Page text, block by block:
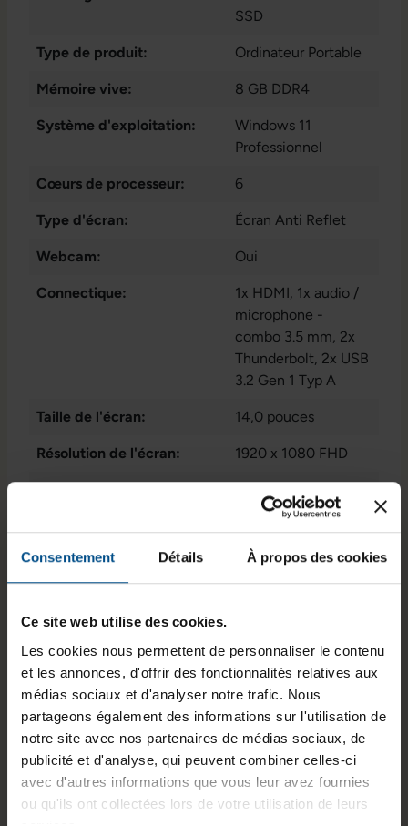
Consentement Détails À propos des cookies
Ce site web utilise des cookies.
Les cookies nous permettent de personnaliser le contenu
et les annonces, d'offrir des fonctionnalités relatives aux
médias sociaux et d'analyser notre trafic. Nous
partageons également des informations sur l'utilisation de
notre site avec nos partenaires de médias sociaux, de
publicité et d'analyse, qui peuvent combiner celles-ci
avec d'autres informations que vous leur avez fournies
ou qu'ils ont collectées lors de votre utilisation de leurs
SSD
Type de produit: Ordinateur Portable
Mémoire vive: 8 GB DDR4
Système d'exploitation:
Windows 11
Professionnel
Cœurs de processeur: 6
Type d'écran: Écran Anti Reflet
Webcam: Oui
Connectique: 1x HDMI, 1x audio /
microphone -
combo 3.5 mm, 2x
Thunderbolt, 2x USB
3.2 Gen 1 Typ A
Taille de l'écran: 14,0 pouces
Résolution de l'écran: 1920 x 1080 FHD
sans pavé numérique
Puce graphique intégrée:
AMD Radeon™
Graphics
Programme de partenariat: , Non
GTIN/EAN : 3701157147200
Dimensions (L x l x H) :
323,4 x 214,6 x 17,9
mm
Poids : 1,37 kg